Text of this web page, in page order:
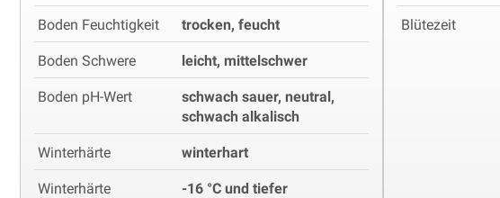
Boden Feuchtigkeit trocken, feucht
Boden Schwere leicht, mittelschwer
Boden pH-Wert
schwach sauer, neutral,
schwach alkalisch
Winterhärte winterhart
Winterhärte
-16 °C und tiefer
Blütezeit